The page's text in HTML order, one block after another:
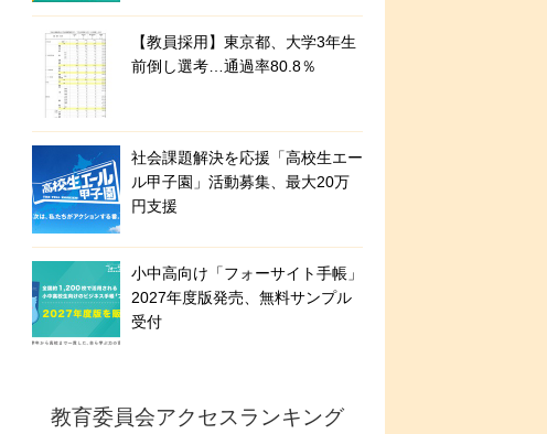
【教員採用】東京都、大学3年生
前倒し選考…通過率80.8％
社会課題解決を応援「高校生エー
ル甲子園」活動募集、最大20万
円支援
小中高向け「フォーサイト手帳」
2027年度版発売、無料サンプル
受付
教育委員会アクセスランキング